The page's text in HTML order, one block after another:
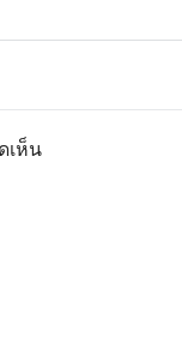
เห็น